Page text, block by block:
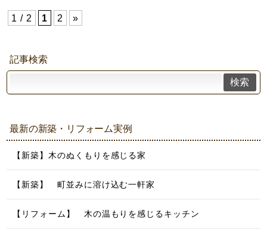
1 / 2 1 2 »
記事検索
検索
最新の新築・リフォーム実例
【新築】木のぬくもりを感じる家
【新築】 町並みに溶け込む一軒家
【リフォーム】 木の温もりを感じるキッチン